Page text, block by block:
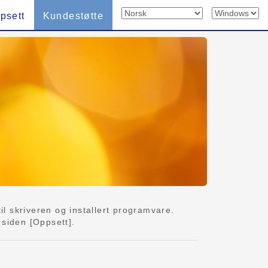
Kundestøtte
skriveren og installert programvare.
[Oppsett].